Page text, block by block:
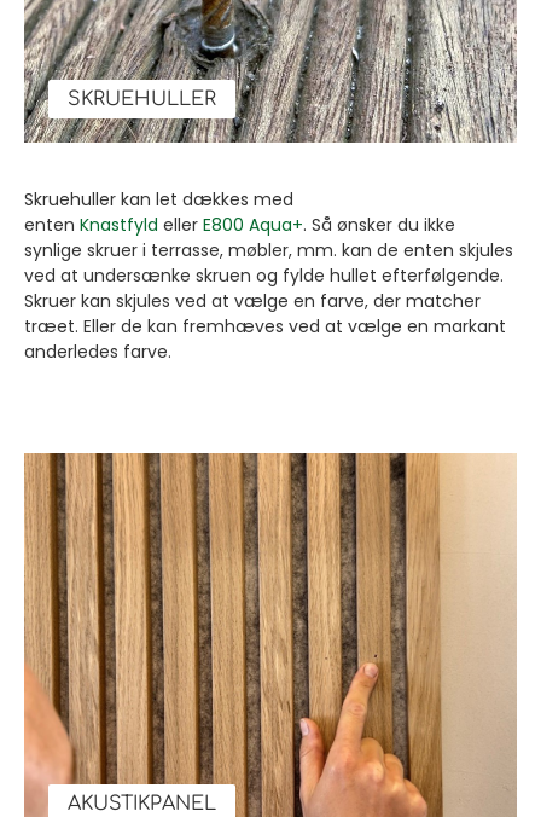
SKRUEHULLER
Skruehuller kan let dækkes med
enten Knastfyld eller E800 Aqua+. Så ønsker du ikke
synlige skruer i terrasse, møbler, mm. kan de enten skjules
ved at undersænke skruen og fylde hullet efterfølgende.
Skruer kan skjules ved at vælge en farve, der matcher
træet. Eller de kan fremhæves ved at vælge en markant
anderledes farve.
AKUSTIKPANEL